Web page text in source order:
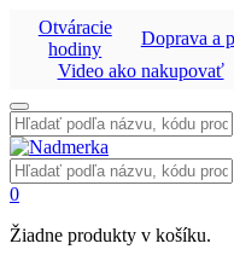
Otváracie
hodiny
Doprava a
Video ako nakupovať
Vyhľadať:
Vyhľadať:
0
Žiadne produkty v košíku.